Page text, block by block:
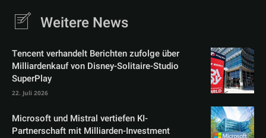
Weitere News
Tencent verhandelt Berichten zufolge über
Milliardenkauf von Disney-Solitaire-Studio
SuperPlay
22. Juli 2026
Microsoft und Mistral vertiefen KI-
Partnerschaft mit Milliarden-Investment